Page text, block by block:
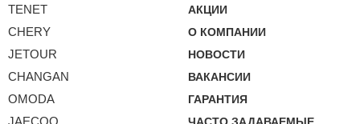
TENET
CHERY
JETOUR
CHANGAN
OMODA
JAECOO
АКЦИИ
О КОМПАНИИ
НОВОСТИ
ВАКАНСИИ
ГАРАНТИЯ